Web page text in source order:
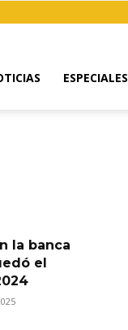
ESPECIALES
la banca
el